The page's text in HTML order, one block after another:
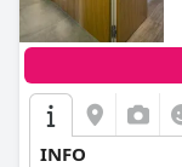
INFO